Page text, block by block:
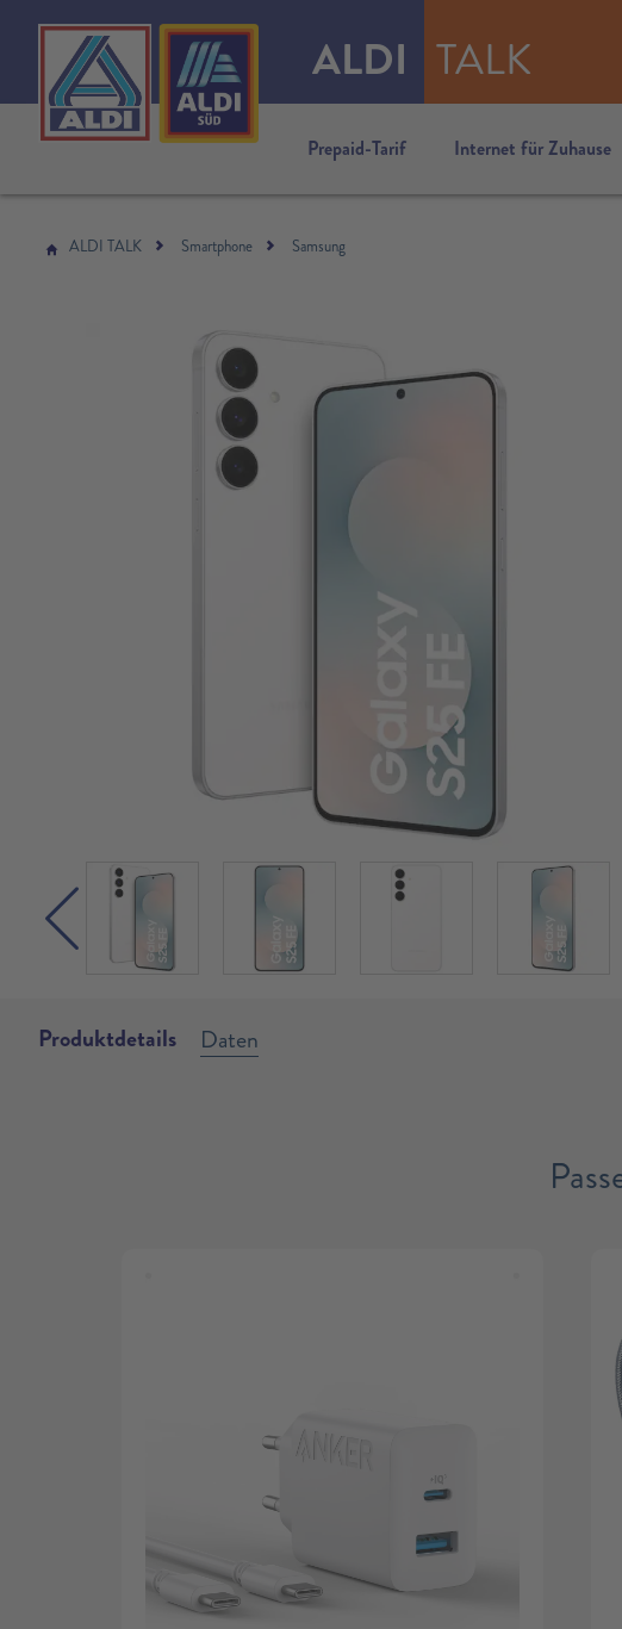
ALDI TALK
Prepaid-Tarif Internet für Zuhause
ALDI TALK Smartphone Samsung
Produktdetails Daten